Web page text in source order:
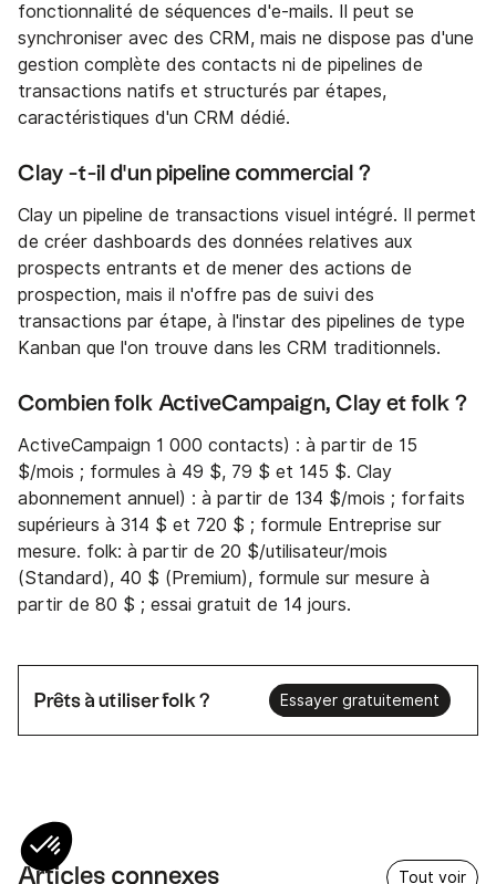
fonctionnalité de séquences d'e-mails. Il peut se
synchroniser avec des CRM, mais ne dispose pas d'une
gestion complète des contacts ni de pipelines de
transactions natifs et structurés par étapes,
caractéristiques d'un CRM dédié.
Clay -t-il d'un pipeline commercial ?
Clay un pipeline de transactions visuel intégré. Il permet
de créer dashboards des données relatives aux
prospects entrants et de mener des actions de
prospection, mais il n'offre pas de suivi des
transactions par étape, à l'instar des pipelines de type
Kanban que l'on trouve dans les CRM traditionnels.
Combien folk ActiveCampaign, Clay et folk ?
ActiveCampaign 1 000 contacts) : à partir de 15
$/mois ; formules à 49 $, 79 $ et 145 $. Clay
abonnement annuel) : à partir de 134 $/mois ; forfaits
supérieurs à 314 $ et 720 $ ; formule Entreprise sur
mesure. folk: à partir de 20 $/utilisateur/mois
(Standard), 40 $ (Premium), formule sur mesure à
partir de 80 $ ; essai gratuit de 14 jours.
Prêts à utiliser folk ? Essayer gratuitement
Articles connexes Tout voir